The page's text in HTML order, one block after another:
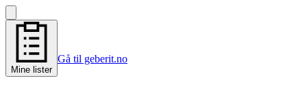
Mine lister
Gå til geberit.no